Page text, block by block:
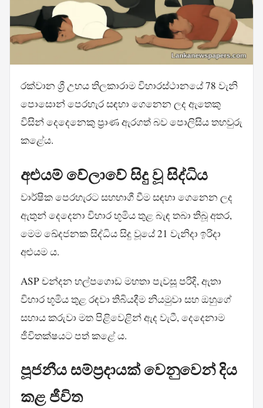
රක්වාන ශ්‍රී උභය තිලකාරාම විහාරස්ථානයේ 78 වැනි
පොසොන් පෙරහැර සඳහා ගෙනෙන ලද ඇතෙකු
විසින් දෙදෙනෙකු ප්‍රාණ ඇරගත් බව පොලිසිය තහවුරු
කළේය.
අළුයම් වේලාවේ සිදු වූ සිද්ධිය
වාර්ෂික පෙරහැරට සහභාගී වීම සඳහා ගෙනෙන ලද
ඇතුන් දෙදෙනා විහාර භූමිය තුළ බැඳ තබා තිබූ අතර,
මෙම ඛේදජනක සිද්ධිය සිදු වූයේ 21 වැනිදා ඉරිදා
අළුයම ය.
ASP චන්දන හල්පගොඩ මහතා පැවසූ පරිදි, ඇතා
විහාර භූමිය තුළ රඳවා තිබියදීම නියමුවා සහ ඔහුගේ
සහාය කරුවා මත පිළිවෙළින් ඇද වැටී, දෙදෙනාම
ජීවිතක්ෂයට පත් කළේ ය.
පූජනීය සම්ප්‍රදායක් වෙනුවෙන් දිය
කළ ජීවිත